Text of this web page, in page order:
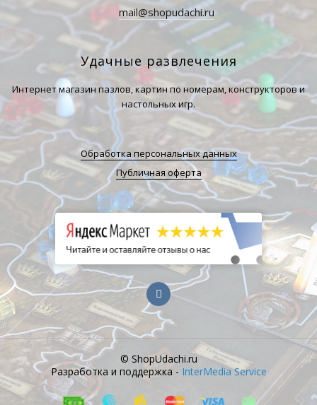
mail@shopudachi.ru
Удачные развлечения
Интернет магазин пазлов, картин по номерам, конструкторов и
настольных игр.
Обработка персональных данных
Публичная оферта
© ShopUdachi.ru
Разработка и поддержка - InterMedia Service